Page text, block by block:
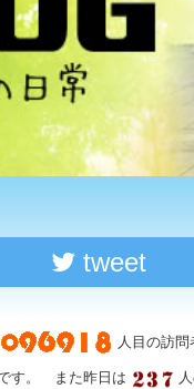
tweet
人目の訪
す。 また昨日は